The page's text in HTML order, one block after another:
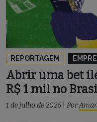
REPORTAGEM
Abrir uma bet
R$ 1 mil no
1 de julho de 2026 Por